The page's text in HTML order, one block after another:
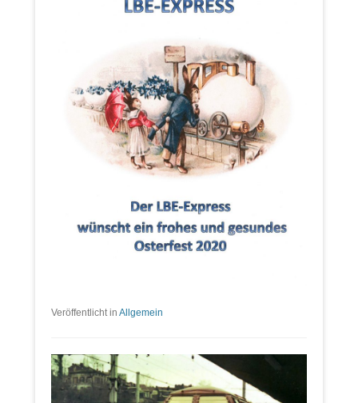
Veröffentlicht in Allgemein